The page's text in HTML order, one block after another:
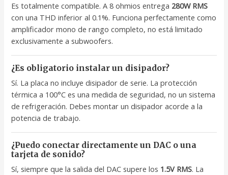
Es totalmente compatible. A 8 ohmios entrega 280W RMS
con una THD inferior al 0.1%. Funciona perfectamente como
amplificador mono de rango completo, no está limitado
exclusivamente a subwoofers.
¿Es obligatorio instalar un disipador?
Sí. La placa no incluye disipador de serie. La protección
térmica a 100°C es una medida de seguridad, no un sistema
de refrigeración. Debes montar un disipador acorde a la
potencia de trabajo.
¿Puedo conectar directamente un DAC o una
tarjeta de sonido?
Sí, siempre que la salida del DAC supere los 1.5V RMS. La